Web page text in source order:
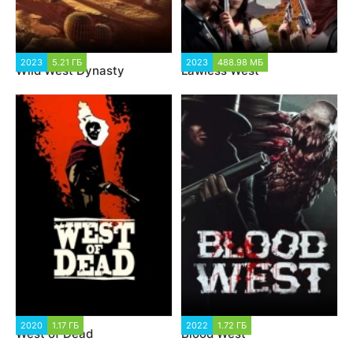
2023 5.21 ГБ
Wild West Dynasty
2023 488.98 МБ
Lawless West
2020 1.17 ГБ
West of Dead
2022 1.72 ГБ
Blood West